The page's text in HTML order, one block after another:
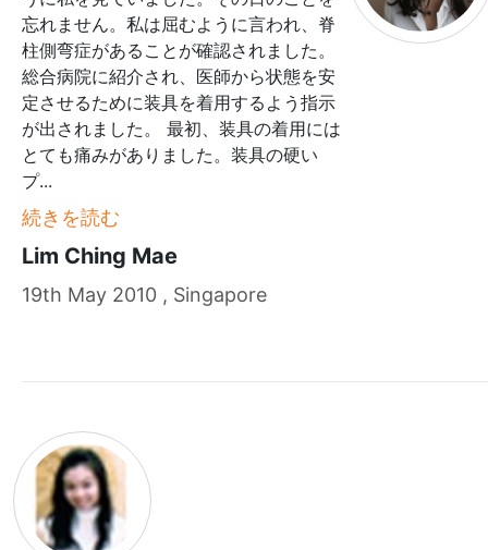
忘れません。私は屈むように言われ、脊
柱側弯症があることが確認されました。
総合病院に紹介され、医師から状態を安
定させるために装具を着用するよう指示
が出されました。 最初、装具の着用には
とても痛みがありました。装具の硬い
プ...
続きを読む
Lim Ching Mae
19th May 2010 , Singapore